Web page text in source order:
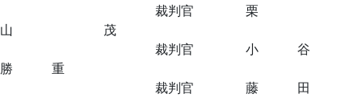
裁判官 栗
山 茂
裁判官 小 谷
勝 重
裁判官 藤 田